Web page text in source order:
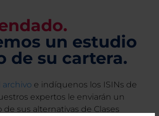
un estudio
de su cartera.
archivo e indíquenos los ISINs de
expertos le enviarán un
sus alternativas de Clases